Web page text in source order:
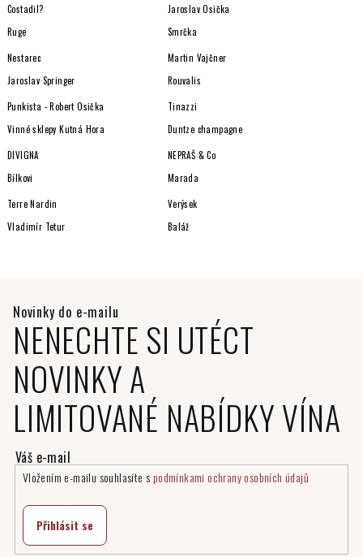
Costadil?
Jaroslav Osička
Ruge
Smrčka
Nestarec
Martin Vajčner
Jaroslav Springer
Rouvalis
Punkista - Robert Osička
Tinazzi
Vinné sklepy Kutná Hora
Duntze champagne
DIVIGNA
NEPRAŠ & Co
Bílkovi
Marada
Terre Nardin
Verýsek
Vladimír Tetur
Baláž
NENECHTE SI UTÉCT
NOVINKY A
LIMITOVANÉ NABÍDKY VÍNA
Vložením e-mailu souhlasíte s podmínkami ochrany osobních údajů
Přihlásit se